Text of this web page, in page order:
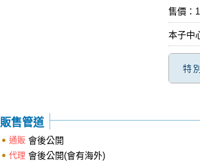
售價：
本子中
特
販售管道
通販 會後公開
代理 會後公開(會有海外)